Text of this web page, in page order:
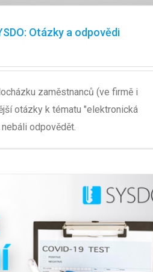
Otázky a odpovědi
zaměstnanců (ve firmě i
otázky k tématu "elektronická
odpovědět.